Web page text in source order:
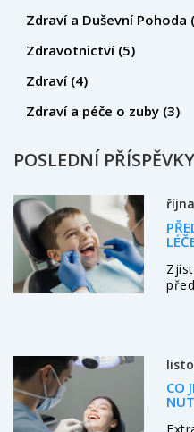
Zdraví a Duševní Pohoda
Zdravotnictví (5)
Zdraví (4)
Zdraví a péče o zuby (3)
POSLEDNÍ PŘÍSPĚVKY
CO